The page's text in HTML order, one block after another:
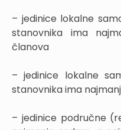
– jedinice lokalne
stanovnika ima
članova
– jedinice lokalne
stanovnika ima
– jedinice područne